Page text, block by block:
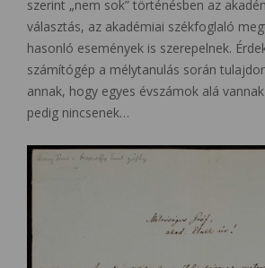
szerint „nem sok” történésben az
választás, az akadémiai székfoglaló
hasonló események is szerepelnek.
számítógép a mélytanulás során
annak, hogy egyes évszámok alá
pedig nincsenek…